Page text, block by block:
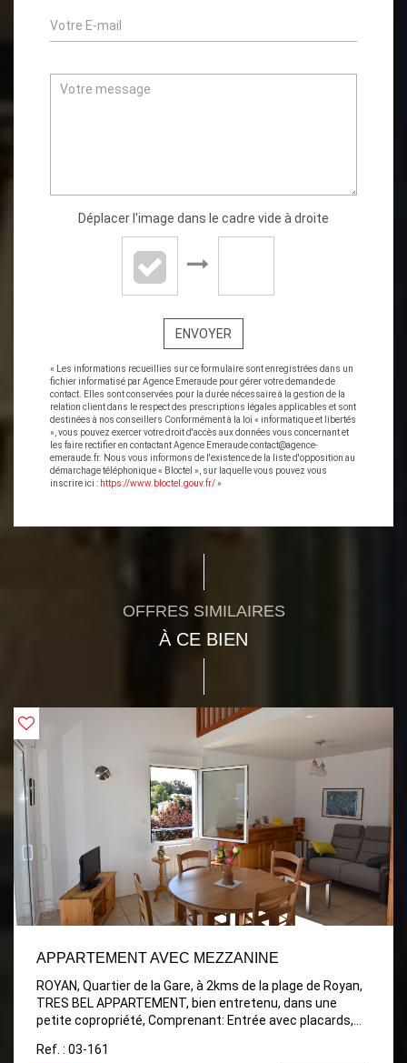
Déplacer l'image dans le cadre vide à droite
ENVOYER
« Les informations recueillies sur ce formulaire sont enregistrées dans un
fichier informatisé par Agence Emeraude pour gérer votre demande de
contact. Elles sont conservées pour la durée nécessaire à la gestion de la
relation client dans le respect des prescriptions légales applicables et sont
destinées à nos conseillers Conformément à la loi « informatique et libertés
», vous pouvez exercer votre droit d'accès aux données vous concernant et
les faire rectifier en contactant Agence Emeraude contact@agence-
emeraude.fr. Nous vous informons de l'existence de la liste d'opposition au
démarchage téléphonique « Bloctel », sur laquelle vous pouvez vous
inscrire ici : https://www.bloctel.gouv.fr/»
OFFRES SIMILAIRES
À CE BIEN
APPARTEMENT AVEC MEZZANINE
ROYAN, Quartier de la Gare, à 2kms de la plage de Royan,
TRES BEL APPARTEMENT, bien entretenu, dans une
petite copropriété, Comprenant: Entrée avec placards,
Chambre avec placards, Salle d'eau neuve avec belle
Ref. : 03-161